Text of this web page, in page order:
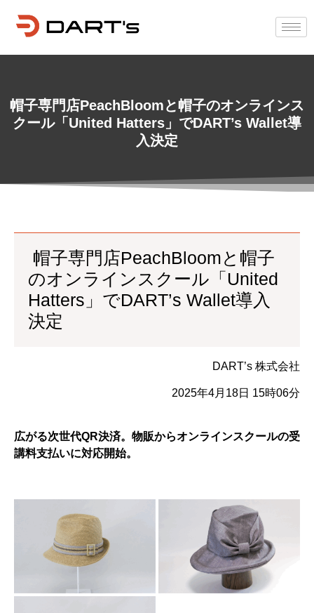
帽子専門店PeachBloomと帽子のオンラインス
クール「United Hatters」でDART’s Wallet導
入決定
帽子専門店PeachBloomと帽子
のオンラインスクール「United
Hatters」でDART’s Wallet導入
決定
DART’s 株式会社
2025年4月18日 15時06分
広がる次世代QR決済。物販からオンラインスクールの受
講料支払いに対応開始。